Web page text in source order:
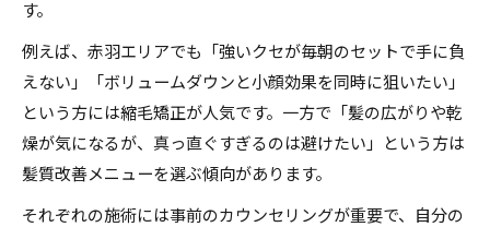
す。
例えば、赤羽エリアでも「強いクセが毎朝のセットで手に負
えない」「ボリュームダウンと小顔効果を同時に狙いたい」
という方には縮毛矯正が人気です。一方で「髪の広がりや乾
燥が気になるが、真っ直ぐすぎるのは避けたい」という方は
髪質改善メニューを選ぶ傾向があります。
それぞれの施術には事前のカウンセリングが重要で、自分の